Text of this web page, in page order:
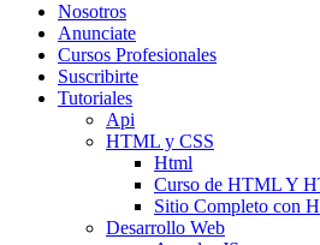
Nosotros
Anunciate
Cursos Profesionales
Suscribirte
Tutoriales
Api
HTML y CSS
Html
Curso de HTML Y
Sitio Completo con
Desarrollo Web